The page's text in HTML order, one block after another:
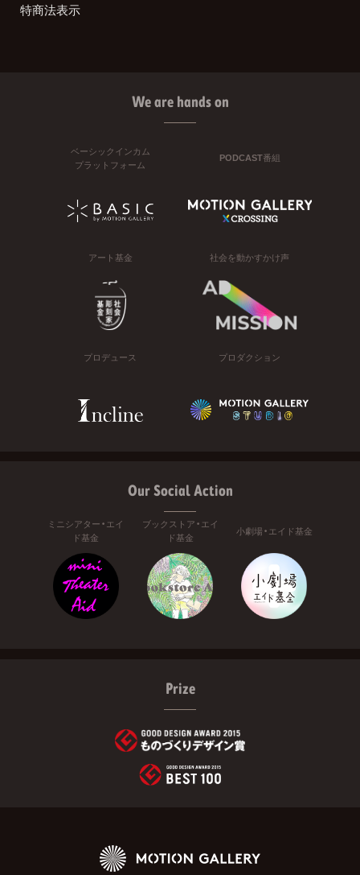
特商法表示
We are hands on
ベーシックインカム
プラットフォーム
PODCAST番組
アート基金 社会を動かすかけ声
プロデュース プロダクション
Our Social Action
ミニシアター・エイ
ド基金
ブックストア・エイ
ド基金
小劇場・エイド基金
Prize